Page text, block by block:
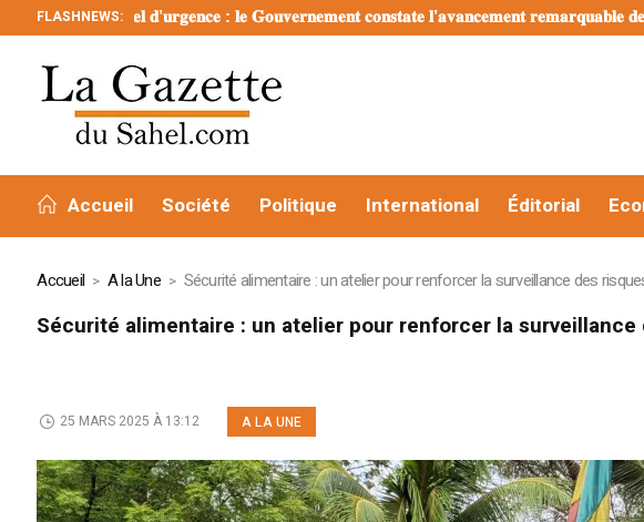
FLASHNEWS:
: 𝐥𝐞 𝐆𝐨𝐮𝐯𝐞𝐫𝐧𝐞𝐦𝐞𝐧𝐭 𝐜𝐨𝐧𝐬𝐭𝐚𝐭𝐞 𝐥’𝐚𝐯𝐚𝐧𝐜𝐞𝐦𝐞𝐧𝐭 𝐫𝐞𝐦𝐚𝐫𝐪𝐮𝐚𝐛𝐥𝐞 𝐝𝐞𝐬 𝐟𝐮𝐭𝐮𝐫𝐬 𝐡𝐨̂𝐩𝐢𝐭𝐚𝐮𝐱,
Accueil Société Politique International Éditorial
Accueil A la Une Sécurité alimentaire : un atelier pour renforcer la surveillance des
Sécurité alimentaire : un atelier pour renforcer la surveillance
A LA UNE
25 MARS 2025 À 13:12